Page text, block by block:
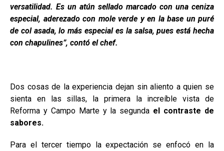
versatilidad. Es un atún sellado marcado con una ceniza
especial, aderezado con mole verde y en la base un puré
de col asada, lo más especial es la salsa, pues está hecha
con chapulines”, contó el chef.
Dos cosas de la experiencia dejan sin aliento a quien se
sienta en las sillas, la primera la increíble vista de
Reforma y Campo Marte y la segunda el contraste de
sabores.
Para el tercer tiempo la expectación se enfocó en la